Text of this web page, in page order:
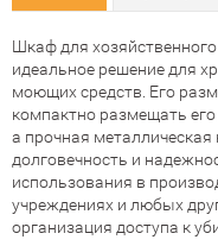
Шкаф для
идеальное решение для
моющих средств. Его
компактно размещать
а прочная металлическая
долговечность и
использования в
учреждениях и любых
организация доступа к